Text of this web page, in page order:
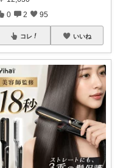
0 2 95
コレ いいね